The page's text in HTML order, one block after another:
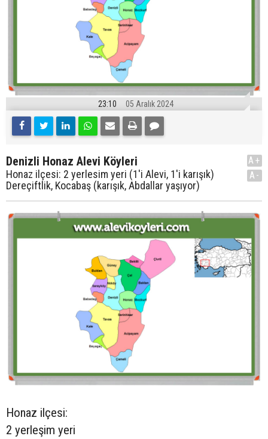
23:10 05 Aralık 2024
Denizli Honaz Alevi Köyleri
Honaz ilçesi: 2 yerlesim yeri (1'i Alevi, 1'i karışık)
Dereçiftlik, Kocabaş (karışık, Abdallar yaşıyor)
A+
A-
Honaz ilçesi:
2 yerleşim yeri